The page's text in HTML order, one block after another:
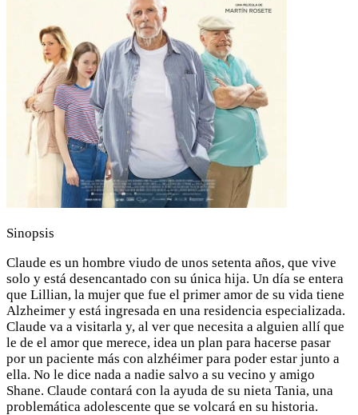
Sinopsis
Claude es un hombre viudo de unos setenta años, que vive
solo y está desencantado con su única hija. Un día se entera
que Lillian, la mujer que fue el primer amor de su vida tiene
Alzheimer y está ingresada en una residencia especializada.
Claude va a visitarla y, al ver que necesita a alguien allí que
le de el amor que merece, idea un plan para hacerse pasar
por un paciente más con alzhéimer para poder estar junto a
ella. No le dice nada a nadie salvo a su vecino y amigo
Shane. Claude contará con la ayuda de su nieta Tania, una
problemática adolescente que se volcará en su historia.